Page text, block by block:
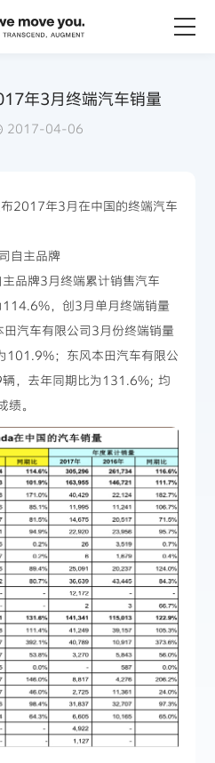
年3月终端汽车销量
2017-04-06
2017年3月在中国的终端汽车
自主品牌
品牌3月终端累计销售汽车
，创3月单月终端销量
汽车有限公司3月份终端销量
101.9%；东风本田汽车有限公
，去年同期比为131.6%; 均
。